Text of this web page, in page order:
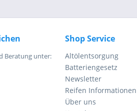
Beratung unter:
Shop Service
Altölentsorgung
Batteriengesetz
Newsletter
Reifen Informationen
Über uns